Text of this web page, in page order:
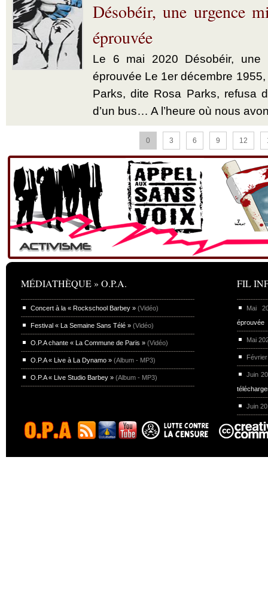
Désobéir, une urgence
éprouvée
Le 6 mai 2020 Désobéir, une
éprouvée Le 1er décembre
Parks, dite Rosa Parks, refusa
d’un bus… A l’heure où nous
0 3 6 9 12
MÉDIATHÈQUE » O.P.A.
Concert à la « Rockschool Barbey » (Vidéo)
Festival « La Semaine Sans Télé » (Vidéo)
O.P.A chante « La Commune de Paris » (Vidéo)
O.P.A « Live à La Dynamo » (Album - MP3)
O.P.A « Live Studio Barbey » (Album - MP3)
FIL
Mai
éprouvée
Mai
Juin
Juin